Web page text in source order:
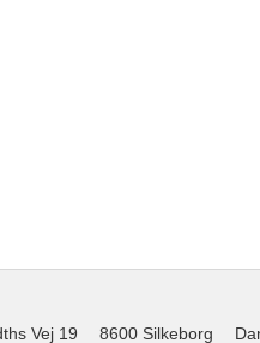
Vej 19 8600 Silkeborg